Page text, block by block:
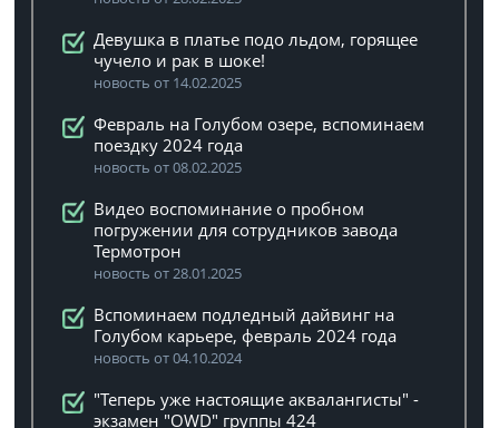
Девушка в платье подо льдом, горящее
чучело и рак в шоке!
новость от 14.02.2025
Февраль на Голубом озере, вспоминаем
поездку 2024 года
новость от 08.02.2025
Видео воспоминание о пробном
погружении для сотрудников завода
Термотрон
новость от 28.01.2025
Вспоминаем подледный дайвинг на
Голубом карьере, февраль 2024 года
новость от 04.10.2024
"Теперь уже настоящие аквалангисты" -
экзамен "OWD" группы 424